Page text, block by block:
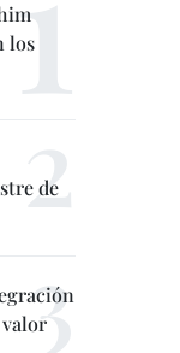
los
de
valor